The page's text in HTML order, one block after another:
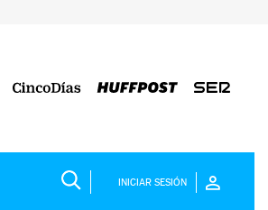
INICIAR SESIÓN